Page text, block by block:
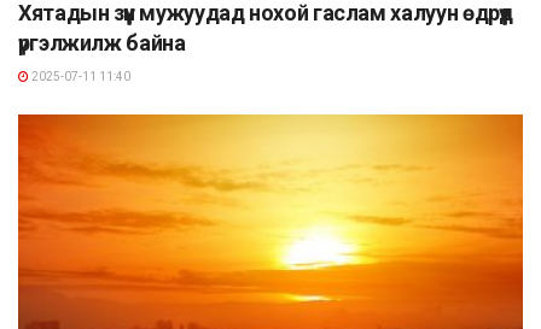
Хятадын зүүн мужуудад нохой гаслам халуун өдрүүд
үргэлжилж байна
2025-07-11 11:40